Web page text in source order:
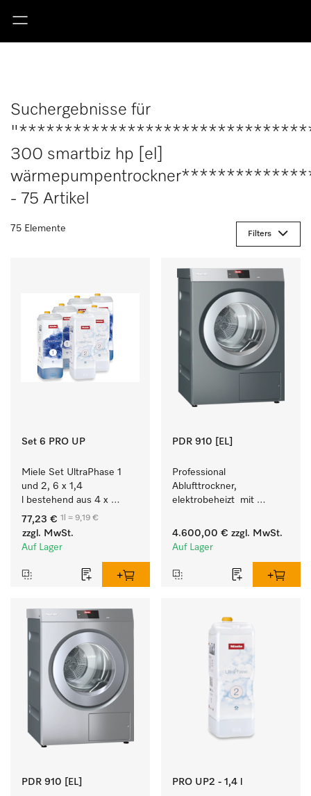
Suchergebnisse für
300 smartbiz hp [el]
- 75 Artikel
75 Elemente
Filters
Set 6 PRO UP
Miele Set UltraPhase 1
und 2, 6 x 1,4
l bestehend aus 4 x
UltraPhase 1 und 2 x
UltraPhase 2.
77,23 € 1l = 9,19 €
zzgl. MwSt.
Auf Lager
PDR 910 [EL]
Professional
Ablufttrockner,
elektrobeheizt  mit
Steuerung M Touch Pro
für höchste Flexibilität.
4.600,00 € zzgl. MwSt.
Auf Lager
PDR 910 [EL] PRO UP2 - 1,4 l